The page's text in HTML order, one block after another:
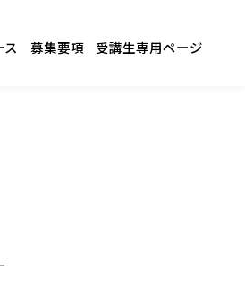
ス 募集要項 受講生専用ページ